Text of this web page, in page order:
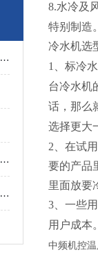
螺杆式制冷机组的节能设计与优化策略
复叠式制冷机组主要应用于哪些领域？
复叠式制冷机组与单级制冷机组相比有哪些优势？
8.水冷及
特别制造
冷水机选
1、标冷
台冷水机
话，那么
选择更大
2、在试
要的产品
里面放要
3、一些
用户成本
中频机控